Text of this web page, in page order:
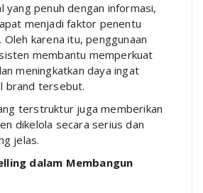
yang penuh dengan informasi,
menjadi faktor penentu
karena itu, penggunaan
membantu memperkuat
meningkatkan daya ingat
brand tersebut.
terstruktur juga memberikan
dikelola secara serius dan
jelas.
dalam Membangun